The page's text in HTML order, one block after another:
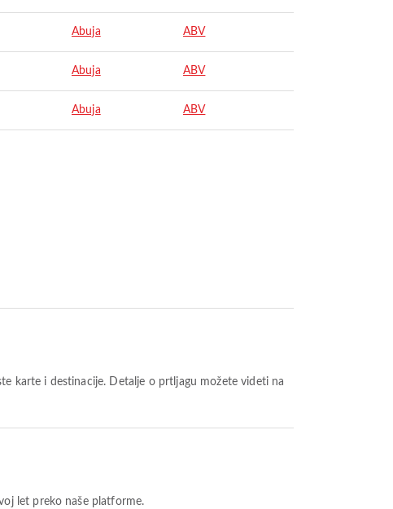
Abuja ABV
Abuja ABV
Abuja ABV
let preko naše platforme.